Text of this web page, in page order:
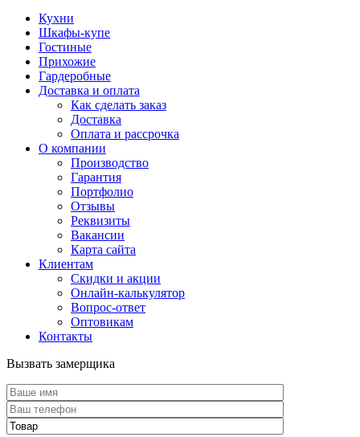
Кухни
Шкафы-купе
Гостиные
Прихожие
Гардеробные
Доставка и оплата
Как сделать заказ
Доставка
Оплата и рассрочка
О компании
Производство
Гарантия
Портфолио
Отзывы
Реквизиты
Вакансии
Карта сайта
Клиентам
Скидки и акции
Онлайн-калькулятор
Вопрос-ответ
Оптовикам
Контакты
Вызвать замерщика